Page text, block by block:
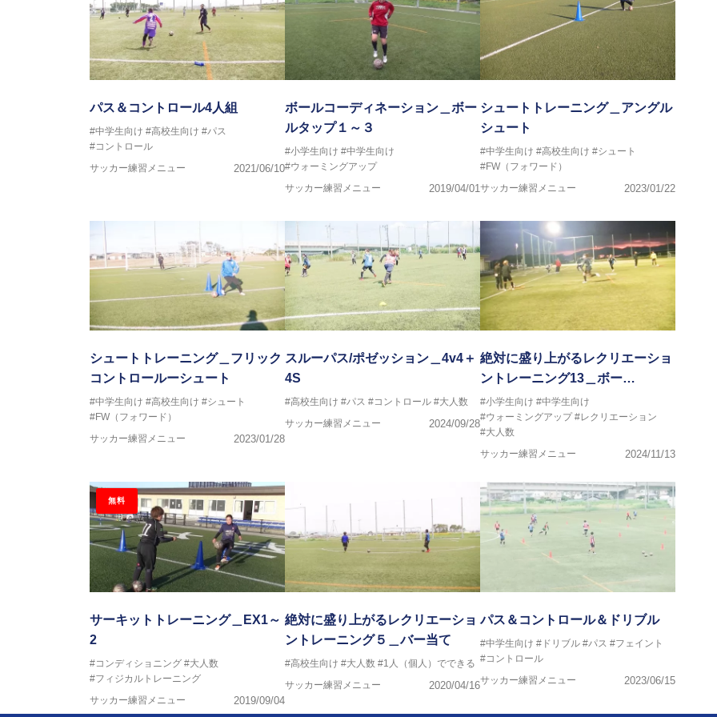
パス＆コントロール4人組
#中学生向け #高校生向け #パス
#コントロール
サッカー練習メニュー
2021/06/10
ボールコーディネーション＿ボー
ルタップ１～３
#小学生向け #中学生向け
#ウォーミングアップ
サッカー練習メニュー
2019/04/01
シュートトレーニング＿アングル
シュート
#中学生向け #高校生向け #シュート
#FW（フォワード）
サッカー練習メニュー
2023/01/22
シュートトレーニング＿フリック
コントロールーシュート
#中学生向け #高校生向け #シュート
#FW（フォワード）
サッカー練習メニュー
2023/01/28
スルーパス/ポゼッション＿4v4＋
4S
#高校生向け #パス #コントロール #大人数
サッカー練習メニュー
2024/09/28
絶対に盛り上がるレクリエーショ
ントレーニング13＿ボー…
#小学生向け #中学生向け
#ウォーミングアップ #レクリエーション
#大人数
サッカー練習メニュー
2024/11/13
無料
サーキットトレーニング＿EX1～
2
#コンディショニング #大人数
#フィジカルトレーニング
サッカー練習メニュー
2019/09/04
絶対に盛り上がるレクリエーショ
ントレーニング５＿バー当て
#高校生向け #大人数 #1人（個人）でできる
サッカー練習メニュー
2020/04/16
パス＆コントロール＆ドリブル
#中学生向け #ドリブル #パス #フェイント
#コントロール
サッカー練習メニュー
2023/06/15